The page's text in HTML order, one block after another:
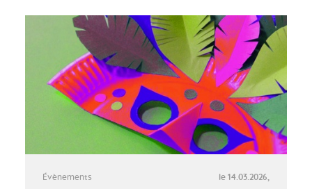
Évènements le 14.03.2026,